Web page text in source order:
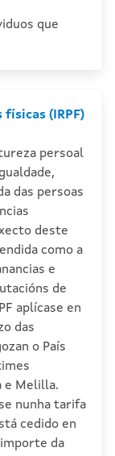
que
(IRPF)
persoal
das persoas
deste
como a
e
de
aplícase en
das
o País
e Melilla.
nunha tarifa
cedido en
da